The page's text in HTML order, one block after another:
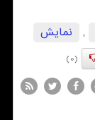
,
نمایش
(0)